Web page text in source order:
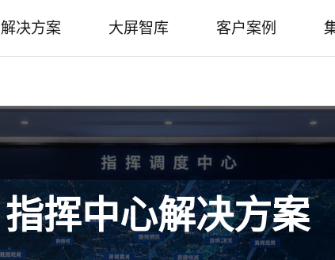
解决方案 大屏智库 客户案例
指挥中心解决方案